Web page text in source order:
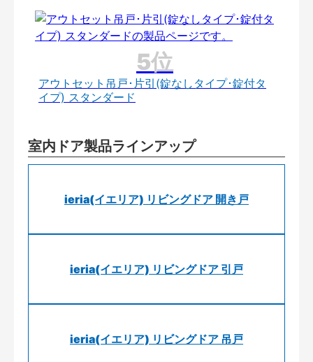
アウトセット吊戸･片引(錠なしタイプ･錠付タ
イプ) スタンダード
室内ドア製品ラインアップ
ieria(イエリア) リビングドア 開き戸
ieria(イエリア) リビングドア 引戸
ieria(イエリア) リビングドア 吊戸